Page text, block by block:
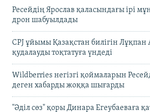
Ресейдің Ярослав қаласындағы ірі
дрон шабуылдады
CPJ ұйымы Қазақстан билігін
қудалауды тоқтатуға үндеді
Wildberries негізгі қоймаларын
деген хабарды жоққа шығарды
"Әділ сөз" қоры Динара Егеубаеваға